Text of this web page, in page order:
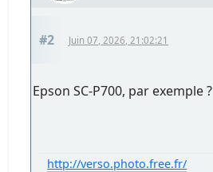
#2 Juin 07, 2026, 21:02:21
Epson SC-P700, par exemple ?
http://verso.photo.free.fr/